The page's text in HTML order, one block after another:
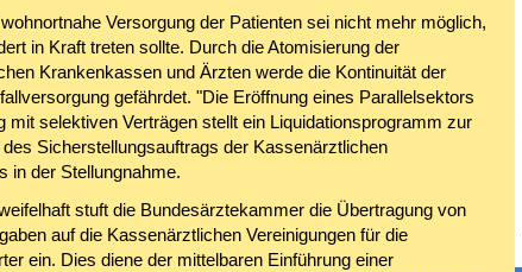
Versorgung der Patienten sei nicht mehr möglich,
in Kraft treten sollte. Durch die Atomisierung der
Krankenkassen und Ärzten werde die Kontinuität der
gefährdet. "Die Eröffnung eines Parallelsektors
mit selektiven Verträgen stellt ein Liquidationsprogramm zur
Sicherstellungsauftrags der Kassenärztlichen
in der Stellungnahme.
stuft die Bundesärztekammer die Übertragung von
auf die Kassenärztlichen Vereinigungen für die
ein. Dies diene der mittelbaren Einführung einer